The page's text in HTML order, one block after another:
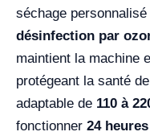
séchage
désinfection par
maintient la machine
protégeant la santé
adaptable de 110 à
fonctionner 24